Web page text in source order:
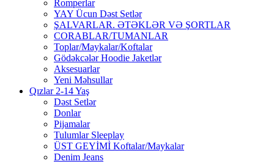
Romperlar
YAY Ücun Dəst Setlər
ŞALVARLAR. ƏTƏKLƏR VƏ ŞORTLAR
CORABLAR/TUMANLAR
Toplar/Maykalar/Koftalar
Gödəkcələr Hoodie Jaketlər
Aksesuarlar
Yeni Məhsullar
Qızlar 2-14 Yaş
Dəst Setlər
Donlar
Pijamalar
Tulumlar Sleeplay
ÜST GEYİMİ Koftalar/Maykalar
Denim Jeans